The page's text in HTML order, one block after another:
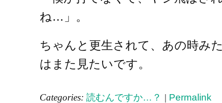
ね…」。
ちゃんと更生されて、あの時み
はまた見たいです。
Categories: 読むんですか…？ | Permalink